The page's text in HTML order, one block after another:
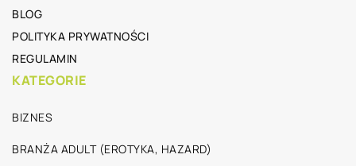
BLOG
POLITYKA PRYWATNOŚCI
REGULAMIN
KATEGORIE
BIZNES
BRANŻA ADULT (EROTYKA, HAZARD)